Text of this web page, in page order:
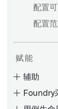
配置
配置
赋能
辅助
Foundry